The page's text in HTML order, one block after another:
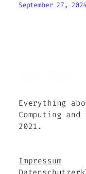
September 27,
Everything
Computing
2021.
Impressum